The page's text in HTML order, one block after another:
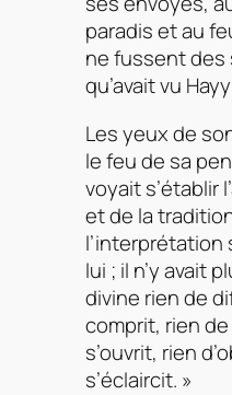
paradis et au
ne fussent des
qu’avait vu
Les yeux de
le feu de sa
voyait s’établir
et de la
l’interprétation
lui ; il n’y avait
divine rien de
comprit, rien
s’ouvrit, rien
s’éclaircit. »